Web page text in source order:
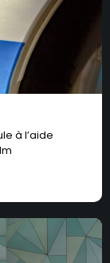
à l’aide